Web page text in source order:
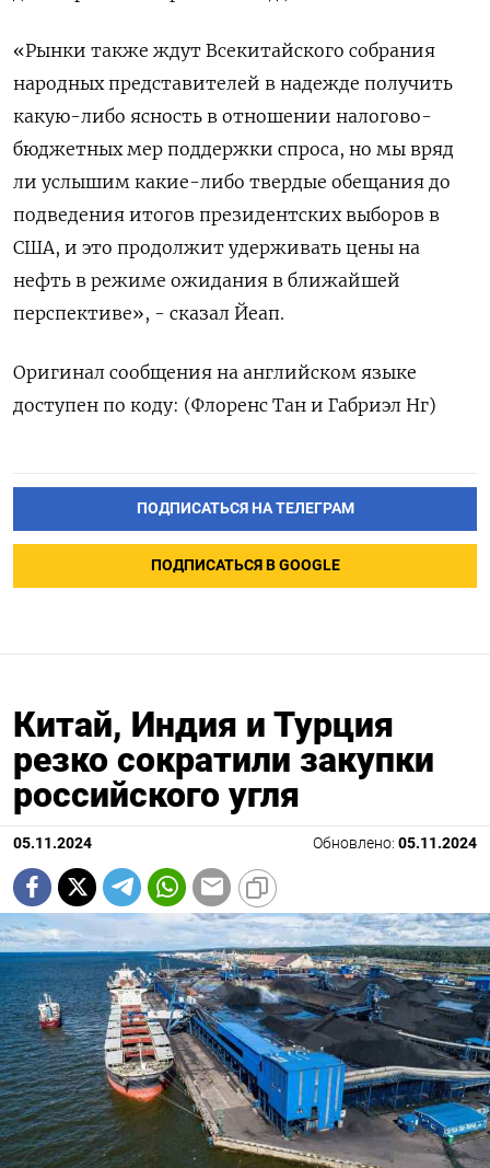
«Рынки также ждут Всекитайского собрания
народных представителей в надежде получить
какую-либо ясность в отношении налогово-
бюджетных мер поддержки спроса, но мы вряд
ли услышим какие-либо твердые обещания до
подведения итогов президентских выборов в
США, и это продолжит удерживать цены на
нефть в режиме ожидания в ближайшей
перспективе», - сказал Йеап.
Оригинал сообщения на английском языке
доступен по коду: (Флоренс Тан и Габриэл Нг)
ПОДПИСАТЬСЯ НА ТЕЛЕГРАМ
ПОДПИСАТЬСЯ В GOOGLE
Китай, Индия и Турция
резко сократили закупки
российского угля
05.11.2024 Обновлено: 05.11.2024